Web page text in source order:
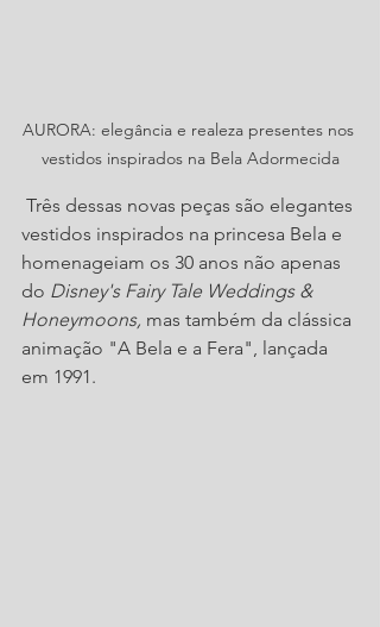
AURORA: elegância e realeza presentes nos
vestidos inspirados na Bela Adormecida
vestidos inspirados na princesa Bela e
homenageiam os 30 anos não apenas
do Disney's Fairy Tale Weddings &
Honeymoons, mas também da clássica
animação "A Bela e a Fera", lançada
em 1991.